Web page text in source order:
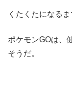
くたくたになる
ポケモンGOは、
そうだ。